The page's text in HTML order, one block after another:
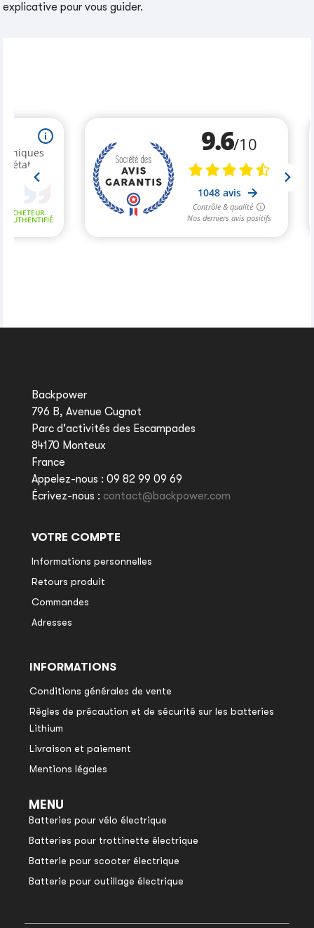
explicative pour vous guider.
Backpower
796 B, Avenue Cugnot
Parc d'activités des Escampades
84170 Monteux
France
Appelez-nous : 09 82 99 09 69
Écrivez-nous : contact@backpower.com
VOTRE COMPTE
Informations personnelles
Retours produit
Commandes
Adresses
INFORMATIONS
Conditions générales de vente
Règles de précaution et de sécurité sur les batteries
Lithium
Livraison et paiement
Mentions légales
MENU
Batteries pour vélo électrique
Batteries pour trottinette électrique
Batterie pour scooter électrique
Batterie pour outillage électrique